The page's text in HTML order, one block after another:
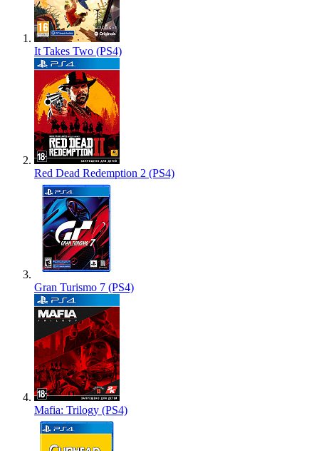
It Takes Two (PS4)
Red Dead Redemption 2 (PS4)
Gran Turismo 7 (PS4)
Mafia: Trilogy (PS4)